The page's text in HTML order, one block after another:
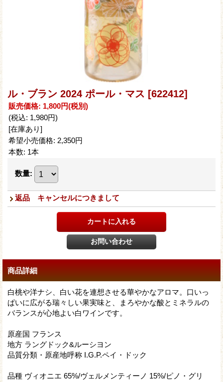
ル・ブラン 2024 ポール・マス [622412]
販売価格: 1,800円(税別)
(税込: 1,980円)
[在庫あり]
希望小売価格: 2,350円
本数: 1本
数量:
返品 キャンセルにつきまして
商品詳細
白桃や洋ナシ、白い花を連想させる華やかなアロマ。口いっ
ぱいに広がる瑞々しい果実味と、まろやかな酸とミネラルの
バランスが心地よい白ワインです。
原産国 フランス
地方 ラングドック&ルーシヨン
品質分類・原産地呼称 I.G.P.ペイ・ドック
品種 ヴィオニエ 65%/ヴェルメンティーノ 15%/ピノ・グリ